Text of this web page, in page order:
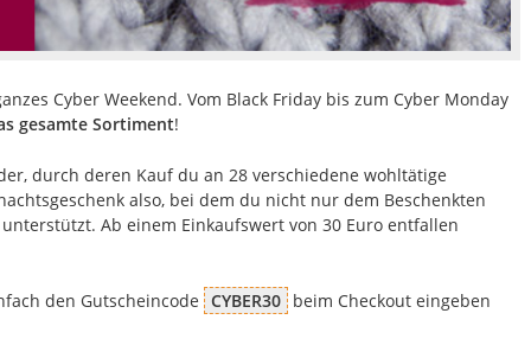
Cyber Weekend. Vom Black Friday bis zum Cyber Monday
gesamte Sortiment!
durch deren Kauf du an 28 verschiedene wohltätige
also, bei dem du nicht nur dem Beschenkten
Ab einem Einkaufswert von 30 Euro entfallen
den Gutscheincode CYBER30 beim Checkout eingeben